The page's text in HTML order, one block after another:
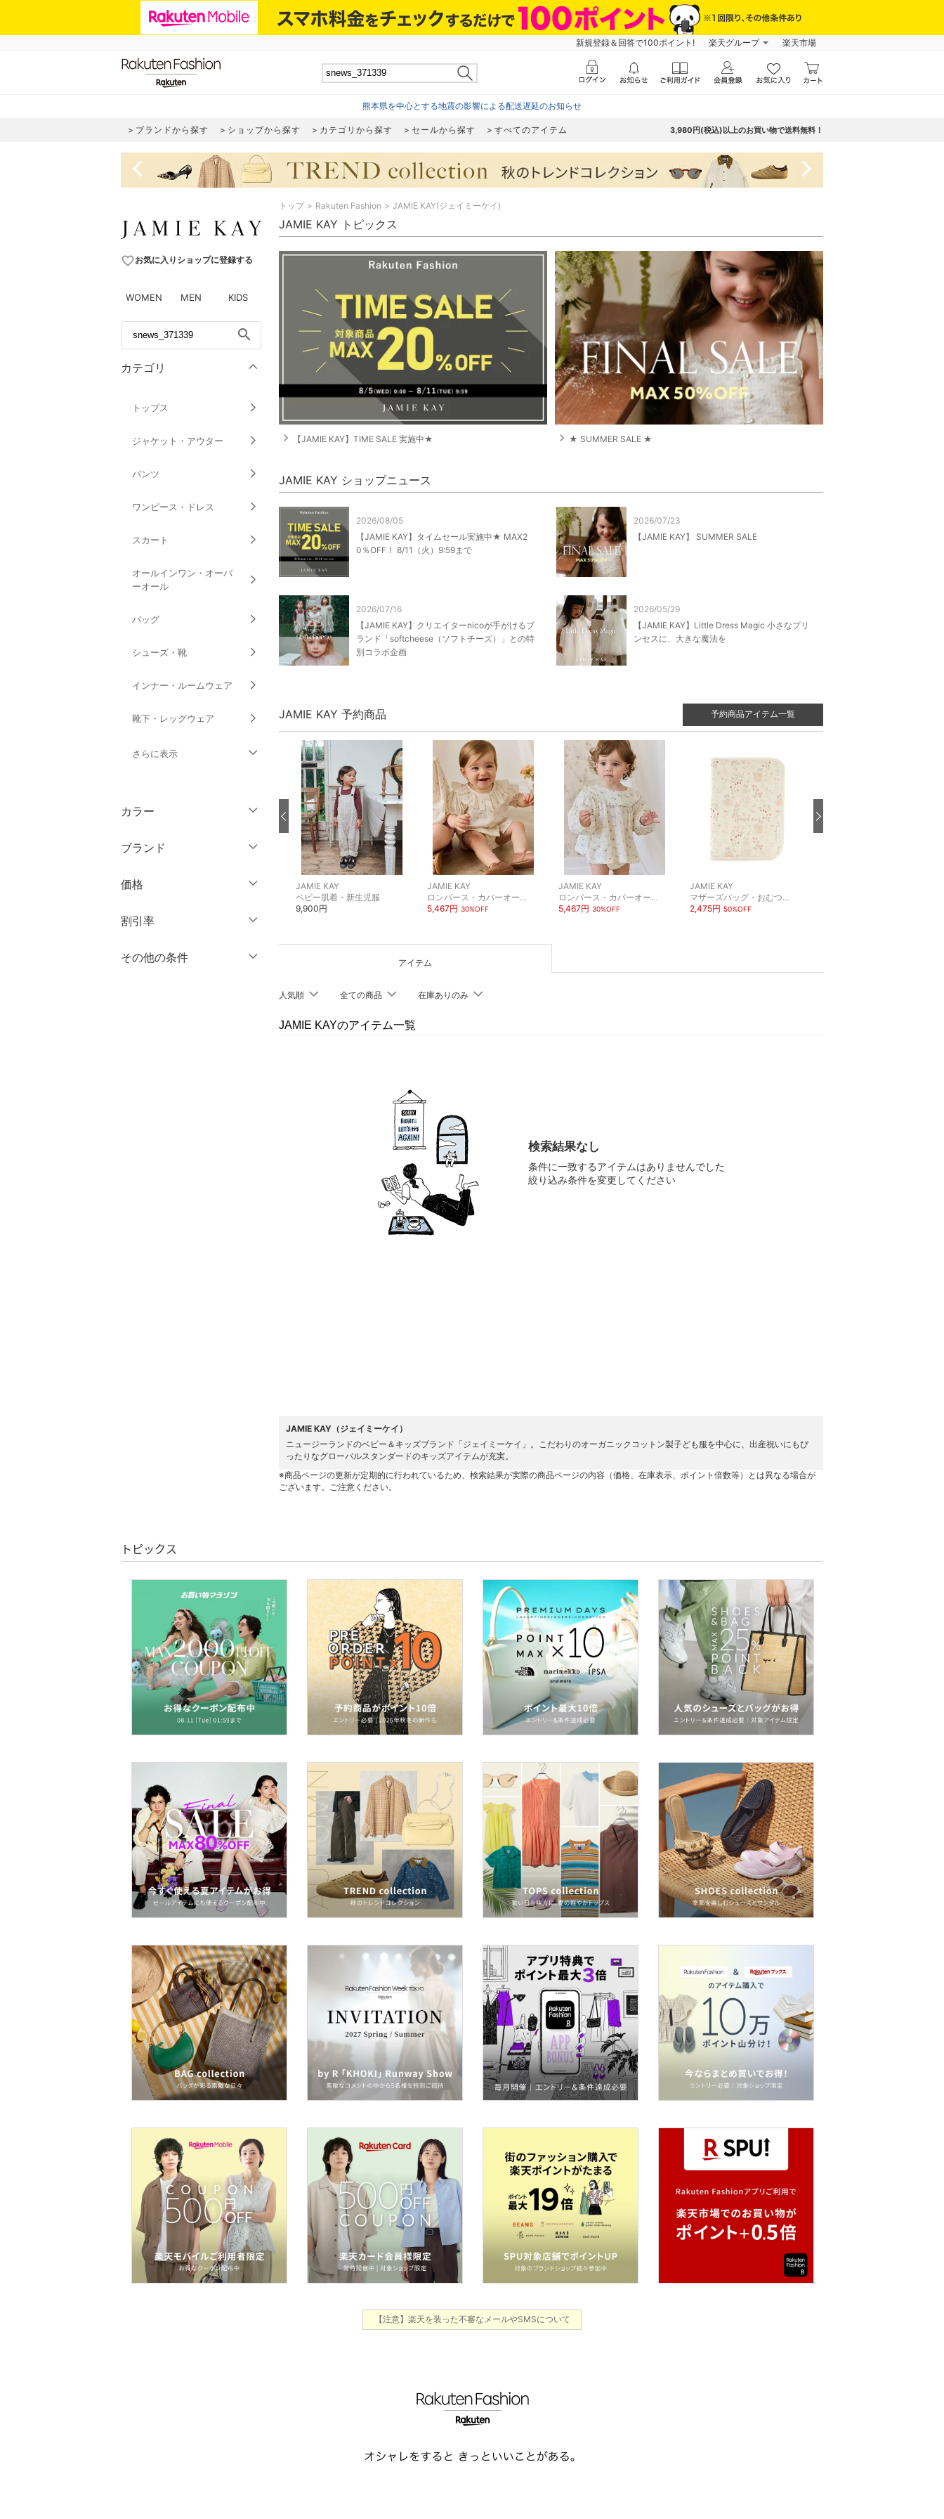
新規登録＆回答で100ポイント! 楽天グループ 楽天市場
熊本県を中心とする地震の影響による配送遅延のお知らせ
ブランドから探す ショップから探す カテゴリから探す セールから探す すべてのアイテム 3,980円(税込)以上のお買い物で送料無料！
navigate_before navigate_next
favorite_borderお気に入りショップに登録する
WOMEN MEN KIDS
search
カテゴリ
トップス
ジャケット・アウター
パンツ
ワンピース・ドレス
スカート
オールインワン・オーバ
ーオール
バッグ
シューズ・靴
インナー・ルームウェア
靴下・レッグウェア
さらに表示
アクセサリー・腕時計
財布・ポーチ・ケース
帽子
ヘアアクセサリー
マタニティウェア・ベビ
ー用品
品
文房具
ペット用品
福袋・ギフト・その他
カラー
クリア
ブランド
価格
絞り込み
割引率
％OFF～ ％OFF
その他の条件
トップ Rakuten Fashion JAMIE KAY(ジェイミーケイ)
JAMIE KAY トピックス
navigate_next 【JAMIE KAY】TIME SALE 実施中★ navigate_next ★ SUMMER SALE ★
JAMIE KAY ショップニュース
2026/08/05
【JAMIE KAY】タイムセール実施中★ MAX2
0％OFF！ 8/11（火）9:59まで
2026/07/23
【JAMIE KAY】 SUMMER SALE
2026/07/16
【JAMIE KAY】クリエイターnicoが手がけるブ
ランド「softcheese（ソフトチーズ）」との特
別コラボ企画
2026/05/29
【JAMIE KAY】Little Dress Magic 小さなプリ
ンセスに、大きな魔法を
JAMIE KAY 予約商品 予約商品アイテム一覧
JAMIE KAY
ベビー肌着・新生児服
9,900円
JAMIE KAY
ロンパース・カバーオール
5,467円 30%OFF
JAMIE KAY
ロンパース・カバーオール
5,467円 30%OFF
JAMIE KAY
マザーズバッグ・おむつポーチ
2,475円 50%OFF
アイテム
人気順 全ての商品 在庫ありのみ
JAMIE KAYのアイテム一覧
検索結果なし
条件に一致するアイテムはありませんでした
絞り込み条件を変更してください
JAMIE KAY（ジェイミーケイ）
ニュージーランドのベビー＆キッズブランド「ジェイミーケイ」。こだわりのオーガニックコットン製子ども服を中心に、出産祝いにもぴ
ったりなグローバルスタンダードのキッズアイテムが充実。
※商品ページの更新が定期的に行われているため、検索結果が実際の商品ページの内容（価格、在庫表示、ポイント倍数等）とは異なる場合が
ございます。ご注意ください。
トピックス
【注意】楽天を装った不審なメールやSMSについて